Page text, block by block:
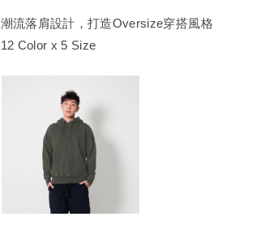
潮流落肩設計，打造Oversize穿搭風格
12 Color x 5 Size